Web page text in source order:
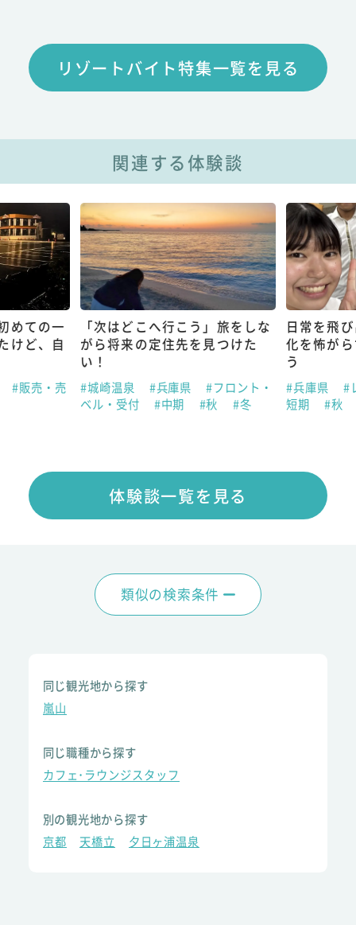
リゾートバイト特集一覧を見る
関連する体験談
めての一
けど、自
#販売・売
「次はどこへ行こう」旅をしな
がら将来の定住先を見つけた
い！
#城崎温泉 #兵庫県
#フロント・
ベル・受付
#中期 #秋 #冬
日常を飛
化を怖が
う
#兵庫県
#
短期
#秋
体験談一覧を見る
類似の検索条件
同じ観光地から探す
嵐山
同じ職種から探す
カフェ･ラウンジスタッフ
別の観光地から探す
京都
天橋立 夕日ヶ浦温泉